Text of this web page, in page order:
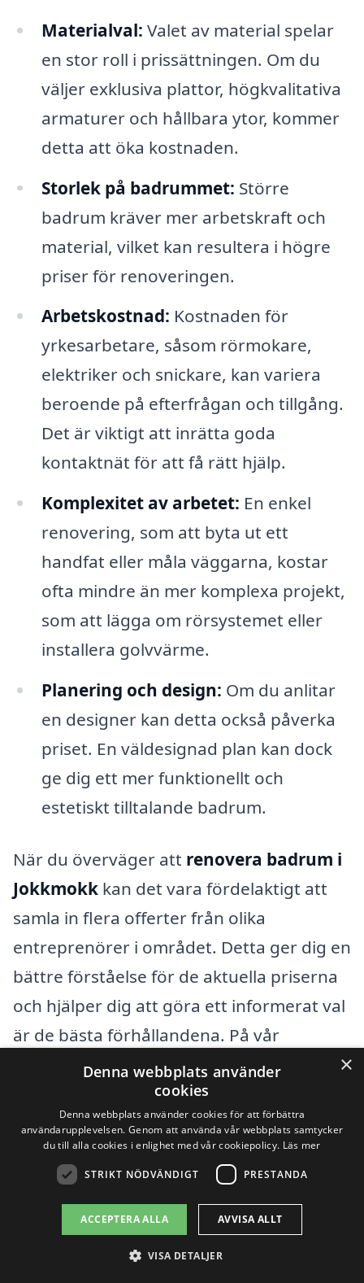
Materialval: Valet av material spelar
en stor roll i prissättningen. Om du
väljer exklusiva plattor, högkvalitativa
armaturer och hållbara ytor, kommer
detta att öka kostnaden.
Storlek på badrummet: Större
badrum kräver mer arbetskraft och
material, vilket kan resultera i högre
priser för renoveringen.
Arbetskostnad: Kostnaden för
yrkesarbetare, såsom rörmokare,
elektriker och snickare, kan variera
beroende på efterfrågan och tillgång.
Det är viktigt att inrätta goda
kontaktnät för att få rätt hjälp.
Komplexitet av arbetet: En enkel
renovering, som att byta ut ett
handfat eller måla väggarna, kostar
ofta mindre än mer komplexa projekt,
som att lägga om rörsystemet eller
installera golvvärme.
Planering och design: Om du anlitar
en designer kan detta också påverka
priset. En väldesignad plan kan dock
ge dig ett mer funktionellt och
estetiskt tilltalande badrum.
När du överväger att renovera badrum i
Jokkmokk kan det vara fördelaktigt att
samla in flera offerter från olika
entreprenörer i området. Detta ger dig en
bättre förståelse för de aktuella priserna
och hjälper dig att göra ett informerat val
är de bästa förhållandena. På vår
plattform kan du enkelt få kontakt med
lokala företag som är specialiserade på
badrumsrenoveringar. Genom att jämföra
olika offerter kan du säkerställa att du får
bästa möjliga pris och kvalitet för din
renovering.
Få 3 erbjudanden, gratis och utan
×
Denna webbplats använder
cookies
Denna webbplats använder cookies för att förbättra
användarupplevelsen. Genom att använda vår webbplats samtycker
du till alla cookies i enlighet med vår cookiepolicy. Läs mer
STRIKT NÖDVÄNDIGT PRESTANDA
ACCEPTERA ALLA AVVISA ALLT
VISA DETALJER